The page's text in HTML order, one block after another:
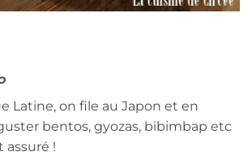
Latine, on file au Japon et en
bentos, gyozas, bibimbap etc
assuré !